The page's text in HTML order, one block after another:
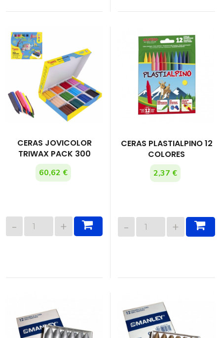
CERAS JOVICOLOR
TRIWAX PACK 300
60,62 €
CERAS PLASTIALPINO 12
COLORES
2,37 €